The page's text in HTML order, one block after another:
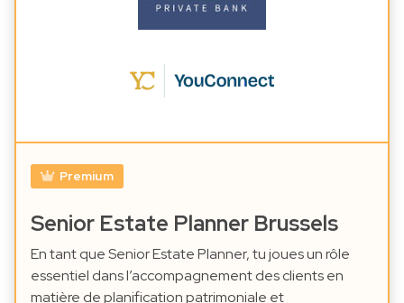
Premium
Senior Estate Planner Brussels
En tant que Senior Estate Planner, tu joues un rôle
essentiel dans l’accompagnement des clients en
matière de planification patrimoniale et